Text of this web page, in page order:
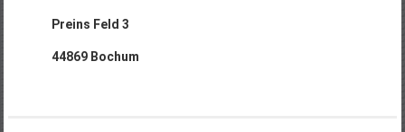
Preins Feld 3
44869 Bochum